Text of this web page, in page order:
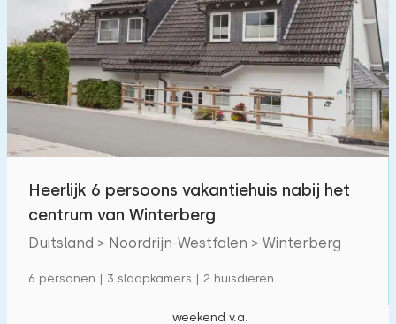
Heerlijk 6 persoons vakantiehuis nabij het
centrum van Winterberg
Duitsland > Noordrijn-Westfalen > Winterberg
6 personen | 3 slaapkamers | 2 huisdieren
weekend v.a.